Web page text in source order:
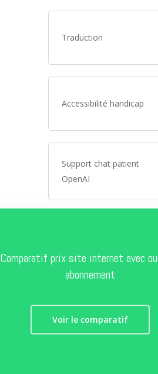
Traduction
Accessibilité handicap
Support chat patient
OpenAI
Comparatif prix site internet avec
abonnement
Voir le comparatif